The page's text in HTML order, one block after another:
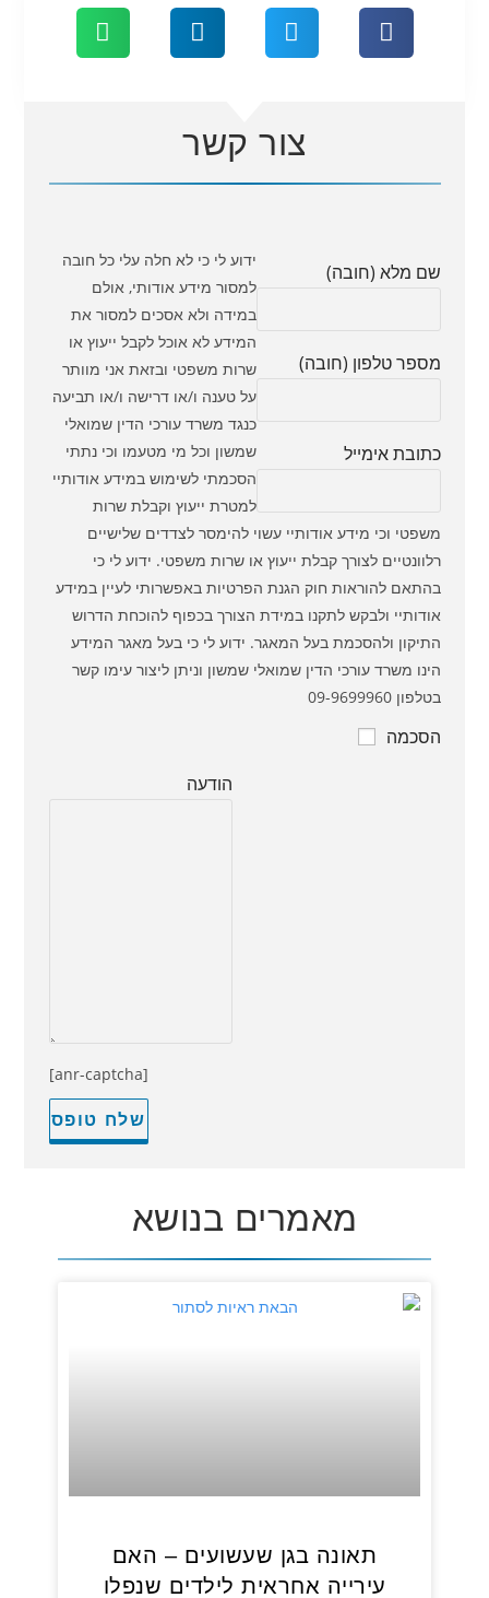
צור קשר
שם מלא (חובה)
מספר טלפון (חובה)
כתובת אימייל
ידוע לי כי לא חלה עלי כל חובה
למסור מידע אודותי, אולם
במידה ולא אסכים למסור את
המידע לא אוכל לקבל ייעוץ או
שרות משפטי ובזאת אני מוותר
על טענה ו/או דרישה ו/או תביעה
כנגד משרד עורכי הדין שמואלי
שמשון וכל מי מטעמו וכי נתתי
הסכמתי לשימוש במידע אודותיי
למטרת ייעוץ וקבלת שרות
משפטי וכי מידע אודותיי עשוי להימסר לצדדים שלישיים
רלוונטיים לצורך קבלת ייעוץ או שרות משפטי. ידוע לי כי
בהתאם להוראות חוק הגנת הפרטיות באפשרותי לעיין במידע
אודותיי ולבקש לתקנו במידת הצורך בכפוף להוכחת הדרוש
התיקון ולהסכמת בעל המאגר. ידוע לי כי בעל מאגר המידע
הינו משרד עורכי הדין שמואלי שמשון וניתן ליצור עימו קשר
בטלפון 09-9699960
הסכמה
הודעה
[anr-captcha]
מאמרים בנושא
תאונה בגן שעשועים – האם
עירייה אחראית לילדים שנפלו